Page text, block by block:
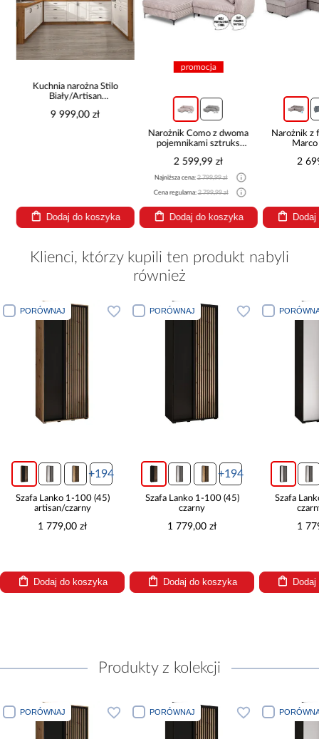
Kuchnia narożna Stilo
Biały/Artisan
9 999,00 zł
Dodaj do koszyka
promocja
Narożnik Como z dwoma
pojemnikami sztruks
2 599,99 zł
Najniższa cena:2 799,99 zł
Cena regularna:2 799,99 zł
Dodaj do koszyka
Narożnik z
2
Klienci, którzy kupili ten produkt nabyli
również
PORÓWNAJ
+194
Szafa Lanko 1-100 (45)
artisan/czarny
1 779,00 zł
Dodaj do koszyka
PORÓWNAJ
+194
Szafa Lanko 1-100 (45)
czarny
1 779,00 zł
Dodaj do koszyka
Szafa
1
Produkty z kolekcji
PORÓWNAJ PORÓWNAJ